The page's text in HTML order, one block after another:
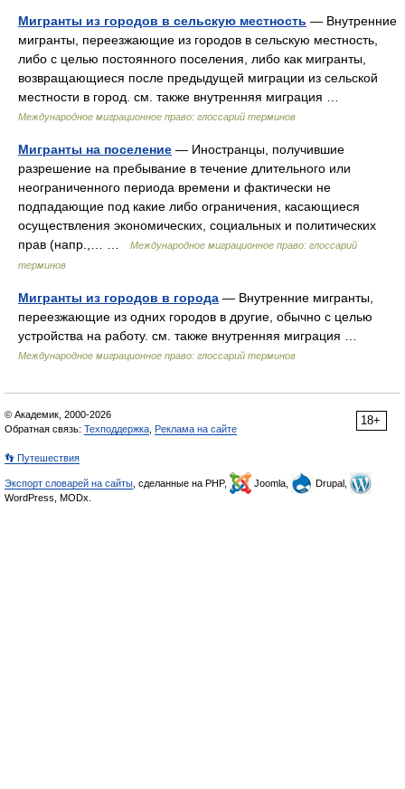
Мигранты из городов в сельскую местность — Внутренние
мигранты, переезжающие из городов в сельскую местность,
либо с целью постоянного поселения, либо как мигранты,
возвращающиеся после предыдущей миграции из сельской
местности в город. см. также внутренняя миграция …
Международное миграционное право: глоссарий терминов
Мигранты на поселение — Иностранцы, получившие
разрешение на пребывание в течение длительного или
неограниченного периода времени и фактически не
подпадающие под какие либо ограничения, касающиеся
осуществления экономических, социальных и политических
прав (напр.,… …
Международное миграционное право: глоссарий
терминов
Мигранты из городов в города — Внутренние мигранты,
переезжающие из одних городов в другие, обычно с целью
устройства на работу. см. также внутренняя миграция …
Международное миграционное право: глоссарий терминов
18+
© Академик, 2000-2026
Обратная связь: Техподдержка Реклама на сайте
👣 Путешествия
Экспорт словарей на сайты , сделанные на PHP, Joomla,
Drupal,
WordPress, MODx.